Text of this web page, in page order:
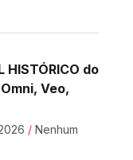
HISTÓRICO do
Veo,
Nenhum